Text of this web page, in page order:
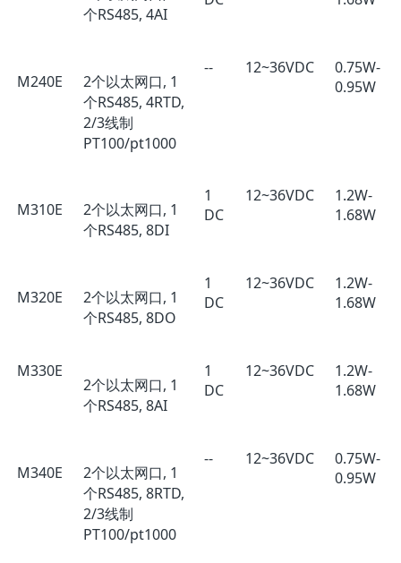
个RS485, 4AI
M240E
2个以太网口, 1
个RS485, 4RTD,
2/3线制
PT100/pt1000
-- 12~36VDC
0.75W-
0.95W
M310E
2个以太网口, 1
个RS485, 8DI
1
DC
12~36VDC
1.2W-
1.68W
M320E
2个以太网口, 1
个RS485, 8DO
1
DC
12~36VDC
1.2W-
1.68W
M330E
2个以太网口, 1
个RS485, 8AI
1
DC
12~36VDC
1.2W-
1.68W
M340E
2个以太网口, 1
个RS485, 8RTD,
2/3线制
PT100/pt1000
-- 12~36VDC
0.75W-
0.95W